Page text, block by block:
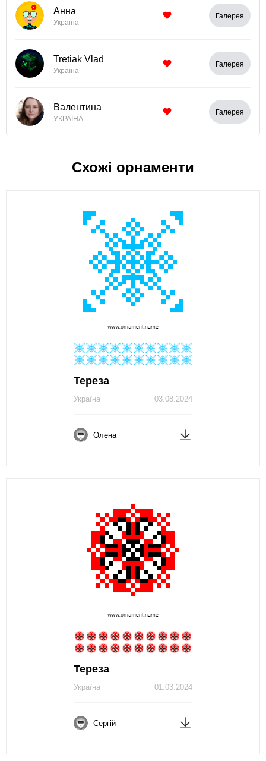
Анна
Украіна
Галерея
Tretiak Vlad
Україна
Галерея
Валентина
УКРАЇНА
Галерея
Схожі орнаменти
Тереза
03.08.2024
Україна
Олена
Тереза
01.03.2024
Україна
Сергій